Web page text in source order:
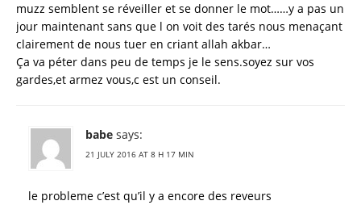
muzz semblent se réveiller et se donner le mot……y a pas un
jour maintenant sans que l on voit des tarés nous menaçant
clairement de nous tuer en criant allah akbar…
Ça va péter dans peu de temps je le sens.soyez sur vos
gardes,et armez vous,c est un conseil.
babe says:
21 JULY 2016 AT 8 H 17 MIN
le probleme c’est qu’il y a encore des reveurs